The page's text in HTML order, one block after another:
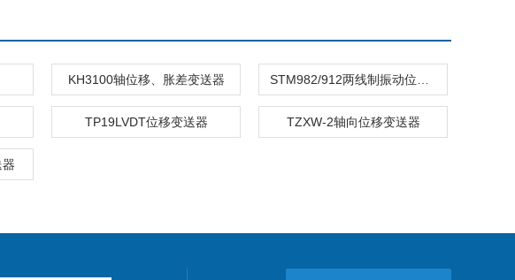
KH3100轴位移、胀差变送器
TP19LVDT位移变送器 TZXW-2轴向位移变送器